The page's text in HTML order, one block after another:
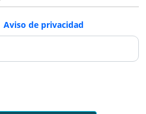
Aviso de privacidad